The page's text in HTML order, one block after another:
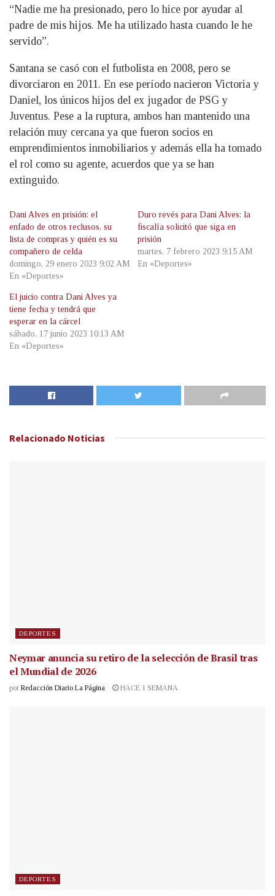
“Nadie me ha presionado, pero lo hice por ayudar al
padre de mis hijos. Me ha utilizado hasta cuando le he
servido”.
Santana se casó con el futbolista en 2008, pero se
divorciaron en 2011. En ese período nacieron Victoria y
Daniel, los únicos hijos del ex jugador de PSG y
Juventus. Pese a la ruptura, ambos han mantenido una
relación muy cercana ya que fueron socios en
emprendimientos inmobiliarios y además ella ha tomado
el rol como su agente, acuerdos que ya se han
extinguido.
Dani Alves en prisión: el
enfado de otros reclusos, su
lista de compras y quién es su
compañero de celda
domingo, 29 enero 2023 9:02 AM
En «Deportes»
Duro revés para Dani Alves: la
fiscalía solicitó que siga en
prisión
martes, 7 febrero 2023 9:15 AM
En «Deportes»
El juicio contra Dani Alves ya
tiene fecha y tendrá que
esperar en la cárcel
sábado, 17 junio 2023 10:13 AM
En «Deportes»
Relacionado Noticias
DEPORTES
Neymar anuncia su retiro de la selección de Brasil tras
el Mundial de 2026
por Redacción Diario La Página HACE 1 SEMANA
DEPORTES